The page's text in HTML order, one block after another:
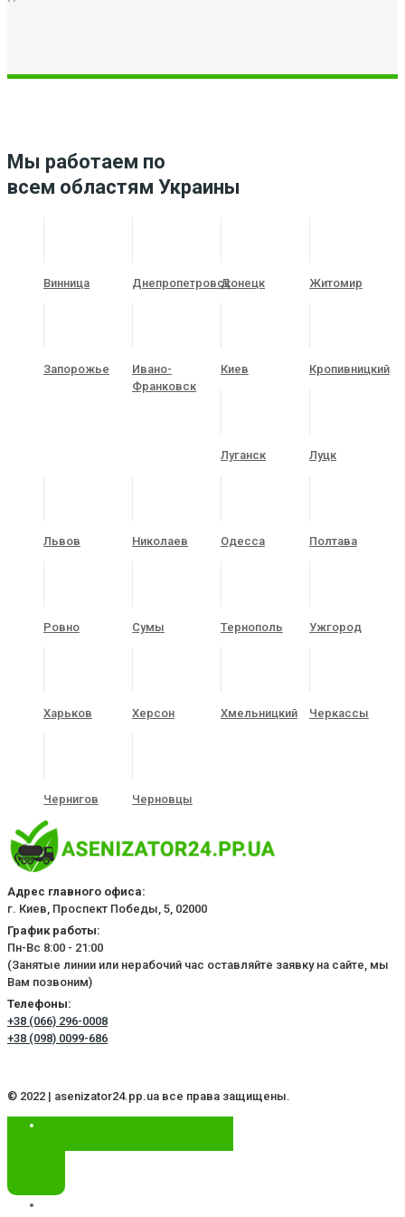
Мы работаем по
всем областям Украины
Винница ДнепропетровскДонецк Житомир
Запорожье
Ивано-
Франковск
Киев Кропивницкий
Луганск Луцк
Львов Николаев Одесса Полтава
Ровно Сумы Тернополь Ужгород
Харьков Херсон Хмельницкий Черкассы
Чернигов Черновцы
Адрес главного офиса:
г. Киев, Проспект Победы, 5, 02000
График работы:
Пн-Вс 8:00 - 21:00
(Занятые линии или нерабочий час оставляйте заявку на сайте, мы
Вам позвоним)
Телефоны:
+38 (066) 296-0008
+38 (098) 0099-686
© 2022 | asenizator24.pp.ua все права защищены.